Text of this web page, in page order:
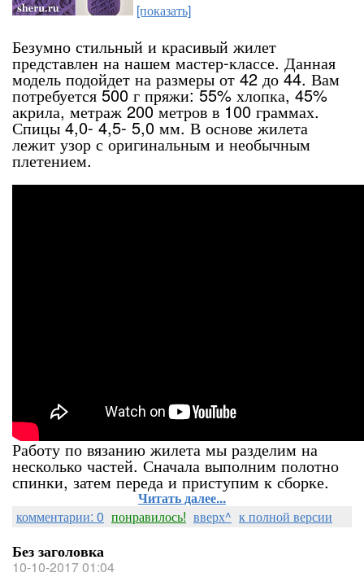
[показать]
Безумно стильный и красивый жилет
представлен на нашем мастер-классе. Данная
модель подойдет на размеры от 42 до 44. Вам
потребуется 500 г пряжи: 55% хлопка, 45%
акрила, метраж 200 метров в 100 граммах.
Спицы 4,0- 4,5- 5,0 мм. В основе жилета
лежит узор с оригинальным и необычным
плетением.
Работу по вязанию жилета мы разделим на
несколько частей. Сначала выполним полотно
спинки, затем переда и приступим к сборке.
Читать далее...
комментарии: 0 понравилось! вверх^ к полной версии
Без заголовка
10-10-2017 01:04